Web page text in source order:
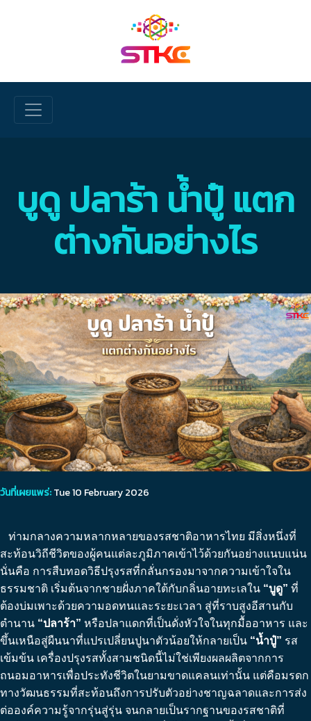
บูดู ปลาร้า น้ำปู๋ แตก
ต่างกันอย่างไร
วันที่เผยแพร่:Tue 10 February 2026
ท่ามกลางความหลากหลายของรสชาติอาหารไทย มีสิ่งหนึ่งที่
สะท้อนวิถีชีวิตของผู้คนแต่ละภูมิภาคเข้าไว้ด้วยกันอย่างแนบแน่น
นั่นคือ การสืบทอดวิธีปรุงรสที่กลั่นกรองมาจากความเข้าใจใน
ธรรมชาติ เริ่มต้นจากชายฝั่งภาคใต้กับกลิ่นอายทะเลใน “บูดู” ที่
ต้องบ่มเพาะด้วยความอดทนและระยะเวลา สู่ที่ราบสูงอีสานกับ
ตำนาน “ปลาร้า” หรือปลาแดกที่เป็นดั่งหัวใจในทุกมื้ออาหาร และ
ขึ้นเหนือสู่ผืนนาที่แปรเปลี่ยนปูนาตัวน้อยให้กลายเป็น “น้ำปู๋” รส
เข้มข้น เครื่องปรุงรสทั้งสามชนิดนี้ไม่ใช่เพียงผลผลิตจากการ
ถนอมอาหารเพื่อประทังชีวิตในยามขาดแคลนเท่านั้น แต่คือมรดก
ทางวัฒนธรรมที่สะท้อนถึงการปรับตัวอย่างชาญฉลาดและการส่ง
ต่อองค์ความรู้จากรุ่นสู่รุ่น จนกลายเป็นรากฐานของรสชาติที่